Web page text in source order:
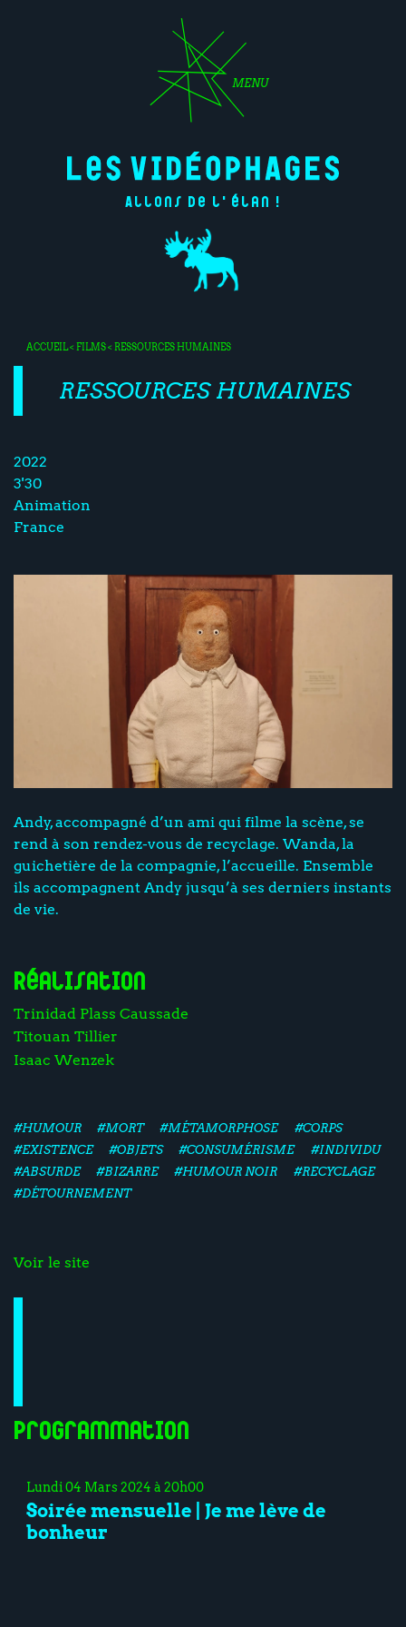
MENU
Allons de l'élan !
ACCUEIL< FILMS< RESSOURCES HUMAINES
RESSOURCES HUMAINES
2022
3'30
Animation
France
Andy, accompagné d’un ami qui filme la scène, se
rend à son rendez-vous de recyclage. Wanda, la
guichetière de la compagnie, l’accueille. Ensemble
ils accompagnent Andy jusqu’à ses derniers instants
de vie.
Réalisation
Trinidad Plass Caussade
Titouan Tillier
Isaac Wenzek
#HUMOUR #MORT #MÉTAMORPHOSE
#CORPS
#EXISTENCE
#OBJETS #CONSUMÉRISME
#INDIVIDU
#ABSURDE
#BIZARRE #HUMOUR NOIR
#RECYCLAGE
#DÉTOURNEMENT
Voir le site
Programmation
Lundi 04 Mars 2024 à 20h00
Soirée mensuelle | Je me lève de
bonheur